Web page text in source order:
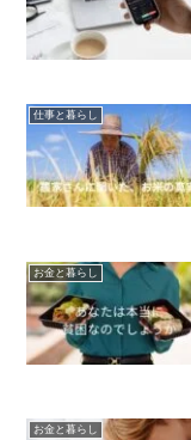
仕事と暮らし
お金と暮らし
お金と暮らし